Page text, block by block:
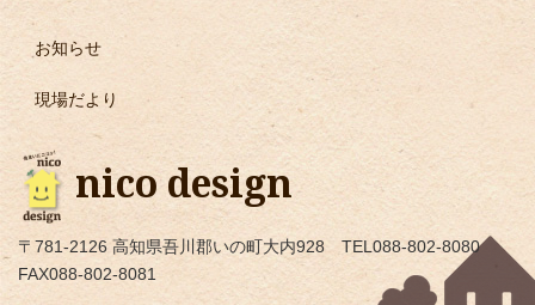
お知らせ
現場だより
nico design
〒781-2126 高知県吾川郡いの町大内928 TEL088-802-8080
FAX088-802-8081